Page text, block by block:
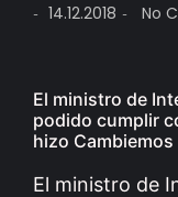
- 14.12.2018 - No
El ministro de
podido cumplir
hizo Cambiemos
El ministro de